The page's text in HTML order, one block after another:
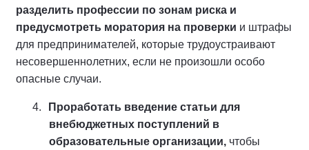
разделить профессии по зонам риска и
предусмотреть моратория на проверки и штрафы
для предпринимателей, которые трудоустраивают
несовершеннолетних, если не произошли особо
опасные случаи.
4.
Проработать введение статьи для
внебюджетных поступлений в
образовательные организации, чтобы